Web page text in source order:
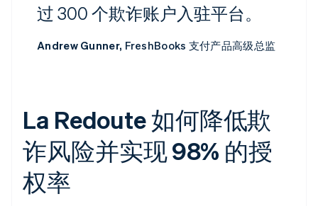
过 300 个欺诈账户入驻平台。
Andrew Gunner, FreshBooks 支付产品高级总监
La Redoute 如何降低欺
诈风险并实现 98% 的授
权率